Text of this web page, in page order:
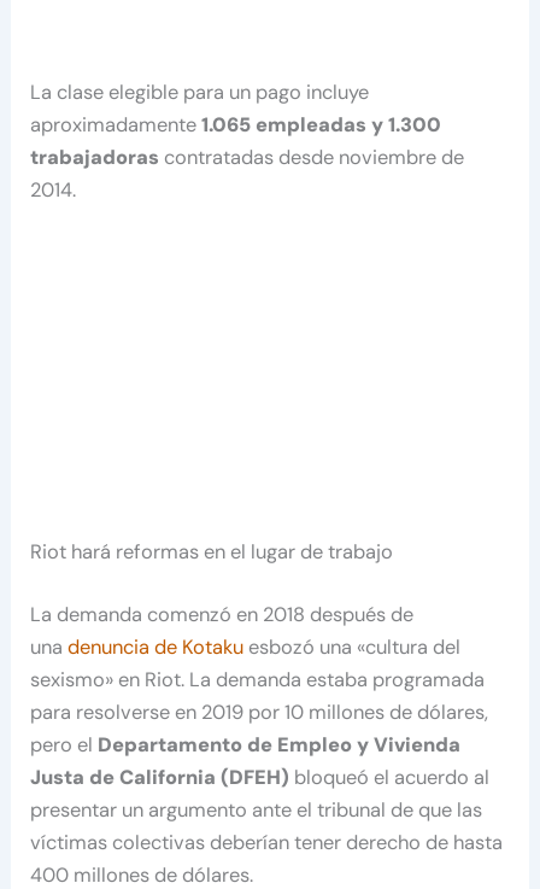
La clase elegible para un pago incluye
aproximadamente1.065 empleadas y 1.300
trabajadoras contratadas desde noviembre de
2014.
Riot hará reformas en el lugar de trabajo
La demanda comenzó en 2018 después de
unadenuncia de Kotaku esbozó una «cultura del
sexismo» en Riot. La demanda estaba programada
para resolverse en 2019 por 10 millones de dólares,
pero el Departamento de Empleo y Vivienda
Justa de California (DFEH) bloqueó el acuerdo al
presentar un argumento ante el tribunal de que las
víctimas colectivas deberían tener derecho de hasta
400 millones de dólares.